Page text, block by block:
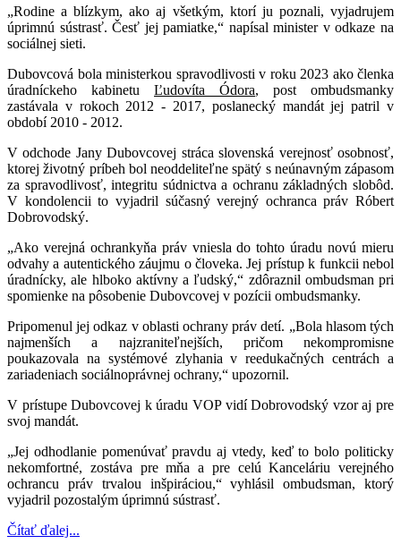
„Rodine a blízkym, ako aj všetkým, ktorí ju poznali, vyjadrujem
úprimnú sústrasť. Česť jej pamiatke,“ napísal minister v odkaze na
sociálnej sieti.
Dubovcová bola ministerkou spravodlivosti v roku 2023 ako členka
úradníckeho kabinetu Ľudovíta Ódora, post ombudsmanky
zastávala v rokoch 2012 - 2017, poslanecký mandát jej patril v
období 2010 - 2012.
V odchode Jany Dubovcovej stráca slovenská verejnosť osobnosť,
ktorej životný príbeh bol neoddeliteľne spätý s neúnavným zápasom
za spravodlivosť, integritu súdnictva a ochranu základných slobôd.
V kondolencii to vyjadril súčasný verejný ochranca práv Róbert
Dobrovodský.
„Ako verejná ochrankyňa práv vniesla do tohto úradu novú mieru
odvahy a autentického záujmu o človeka. Jej prístup k funkcii nebol
úradnícky, ale hlboko aktívny a ľudský,“ zdôraznil ombudsman pri
spomienke na pôsobenie Dubovcovej v pozícii ombudsmanky.
Pripomenul jej odkaz v oblasti ochrany práv detí. „Bola hlasom tých
najmenších a najzraniteľnejších, pričom nekompromisne
poukazovala na systémové zlyhania v reedukačných centrách a
zariadeniach sociálnoprávnej ochrany,“ upozornil.
V prístupe Dubovcovej k úradu VOP vidí Dobrovodský vzor aj pre
svoj mandát.
„Jej odhodlanie pomenúvať pravdu aj vtedy, keď to bolo politicky
nekomfortné, zostáva pre mňa a pre celú Kanceláriu verejného
ochrancu práv trvalou inšpiráciou,“ vyhlásil ombudsman, ktorý
vyjadril pozostalým úprimnú sústrasť.
Čítať ďalej...